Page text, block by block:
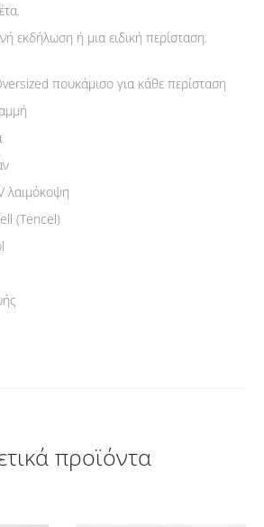
εκδήλωση ή μια ειδική περίσταση.
πουκάμισο για κάθε περίσταση
λαιμόκοψη
(Tencel)
προϊόντα